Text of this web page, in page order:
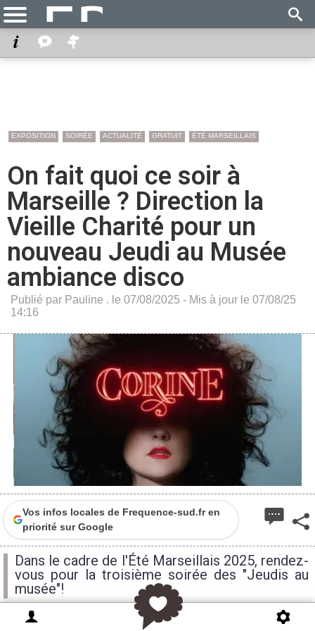
EXPOSITION SOIRÉE ACTUALITÉ GRATUIT ÉTÉ MARSEILLAIS
On fait quoi ce soir à
Marseille ? Direction la
Vieille Charité pour un
nouveau Jeudi au Musée
ambiance disco
Publié par Pauline . le 07/08/2025 - Mis à jour le 07/08/25
14:16
Vos infos locales de Frequence-sud.fr en
priorité sur Google
Dans le cadre de l'Été Marseillais 2025, rendez-
vous pour la troisième soirée des "Jeudis au
musée"!